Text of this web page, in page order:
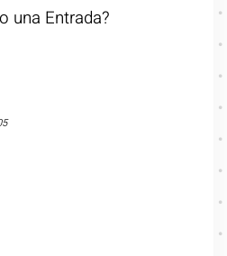
una Entrada?